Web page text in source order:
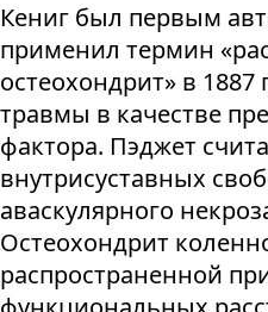
Кениг был первым
применил термин
остеохондрит» в 1887
травмы в качестве
фактора. Пэджет
внутрисуставных
аваскулярного
Остеохондрит
распространенной